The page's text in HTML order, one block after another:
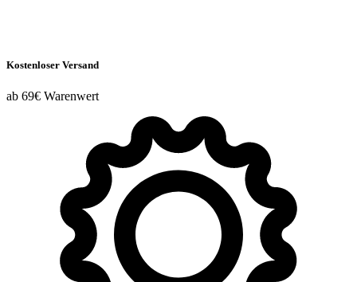
Kostenloser Versand
ab 69€ Warenwert